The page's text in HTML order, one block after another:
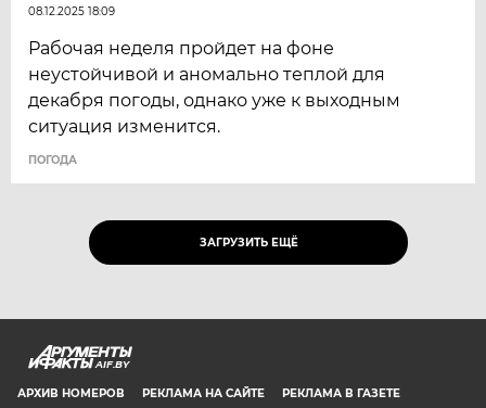
08.12.2025 18:09
Рабочая неделя пройдет на фоне
неустойчивой и аномально теплой для
декабря погоды, однако уже к выходным
ситуация изменится.
ПОГОДА
ЗАГРУЗИТЬ ЕЩЁ
AIF.BY
АРХИВ НОМЕРОВ РЕКЛАМА НА САЙТЕ РЕКЛАМА В ГАЗЕТЕ